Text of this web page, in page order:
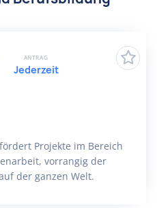
Projekte im Bereich
vorrangig der
der ganzen Welt.
ANTRAG
Jederzeit